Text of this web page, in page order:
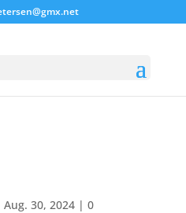
Aug. 30, 2024| 0